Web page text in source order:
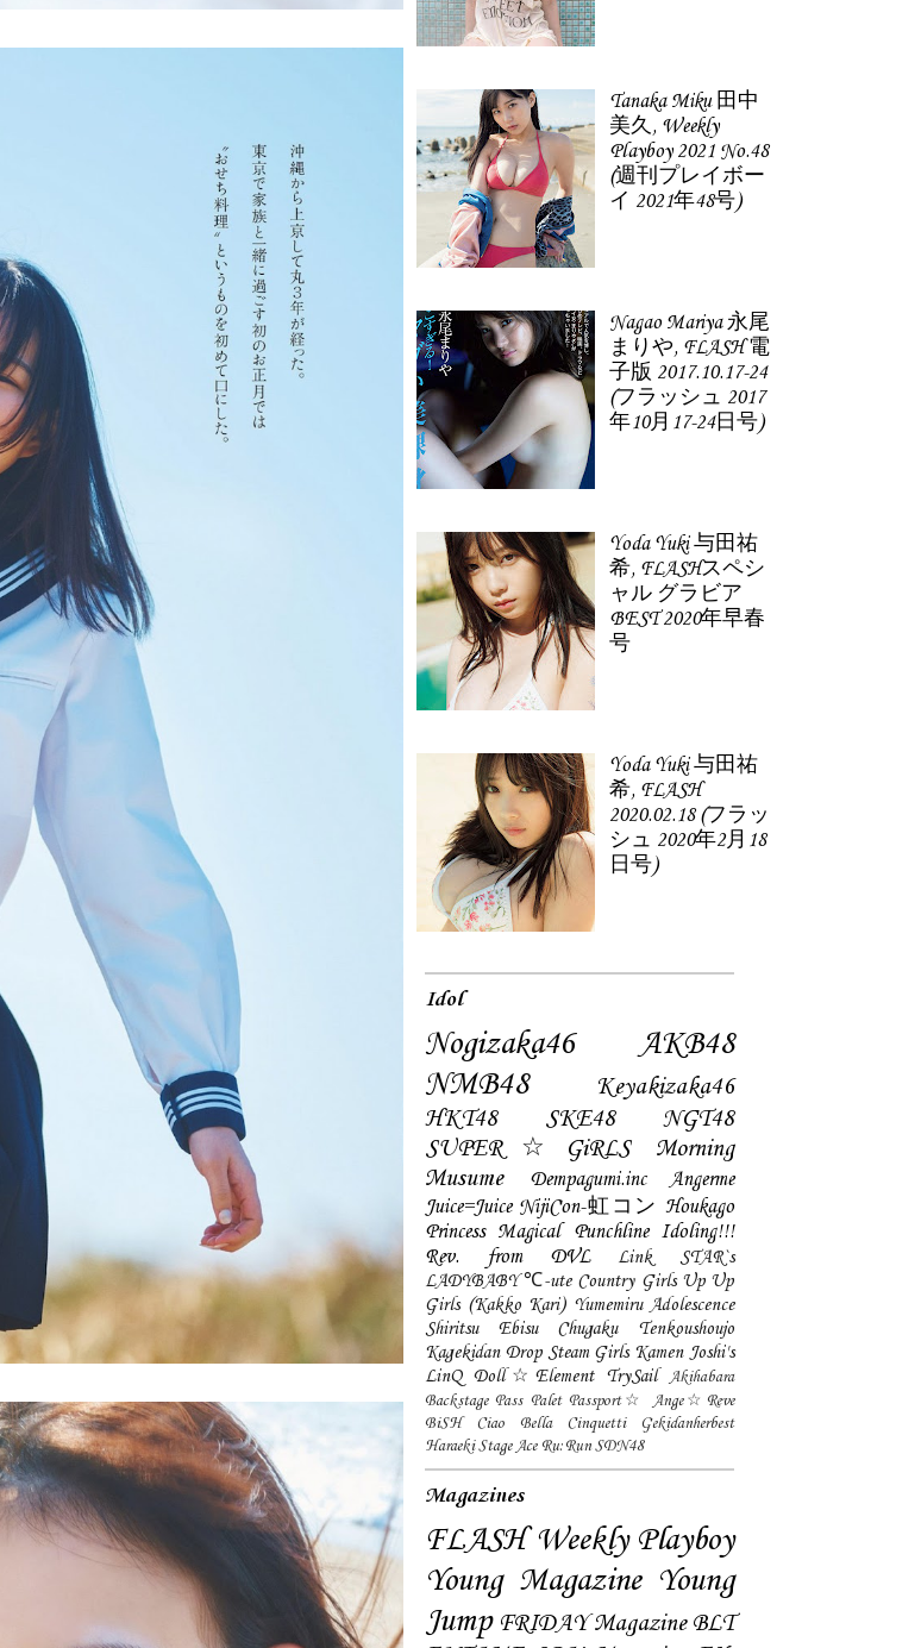
Tanaka Miku 田中
美久, Weekly
Playboy 2021 No.48
(週刊プレイボー
イ 2021年48号)
Nagao Mariya 永尾
まりや, FLASH 電
子版 2017.10.17-24
(フラッシュ 2017
年10月17-24日号)
Yoda Yuki 与田祐
希, FLASHスペシ
ャル グラビア
BEST 2020年早春
号
Yoda Yuki 与田祐
希, FLASH
2020.02.18 (フラッ
シュ 2020年2月18
日号)
Idol
Nogizaka46
AKB48
NMB48
Keyakizaka46
HKT48
SKE48
NGT48
SUPER☆GiRLS
Morning
Musume
Dempagumi.inc
Angerme
Juice=Juice NijiCon-虹コン Houkago
Princess Magical Punchline Idoling!!!
Rev. from DVL
Link STAR`s
LADYBABY ℃-ute Country Girls Up Up
Girls (Kakko Kari) Yumemiru Adolescence
Shiritsu Ebisu Chugaku
Tenkoushoujo
Kagekidan Drop Steam Girls Kamen Joshi's
LinQ Doll☆Element TrySail
Akihabara
Backstage Pass Palet Passport☆
Ange☆Reve
BiSH
Ciao Bella Cinquetti
Gekidanherbest
Haraeki Stage Ace Ru:Run SDN48
Magazines
FLASH Weekly Playboy
Young Magazine Young
Jump FRIDAY Magazine BLT